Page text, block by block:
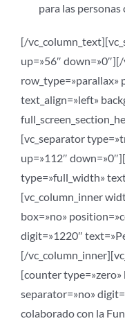
para las
[/
up=»56″
row_type=»parallax»
text_align=»left»
[vc_separator
up=»112″
type=»full_width»
[vc_column_inner
box=»no»
digit=»1220″
[/
[counter
separator=»no»
colaborado con la